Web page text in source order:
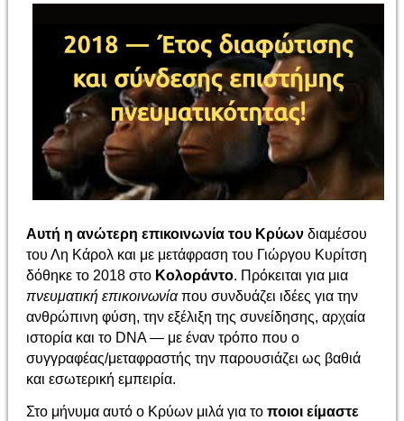
Αυτή η ανώτερη επικοινωνίατου Κρύων διαμέσου
του Λη Κάρολ και με μετάφραση του Γιώργου Κυρίτση
δόθηκε το 2018 στο Κολοράντο. Πρόκειται για μια
πνευματική επικοινωνία που συνδυάζει ιδέες για την
ανθρώπινη φύση, την εξέλιξη της συνείδησης, αρχαία
ιστορία και το DNA — με έναν τρόπο που ο
συγγραφέας/μεταφραστής την παρουσιάζει ως βαθιά
και εσωτερική εμπειρία.
Στο μήνυμα αυτό ο Κρύων μιλά για τοποιοι είμαστε